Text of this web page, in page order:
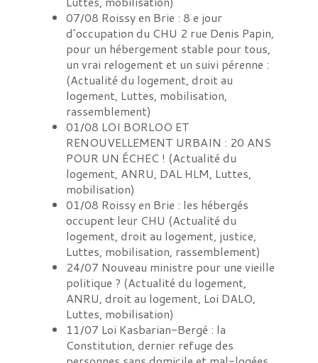
07/08 Roissy en Brie : 8 e jour
d’occupation du CHU 2 rue Denis Papin,
pour un hébergement stable pour tous,
un vrai relogement et un suivi pérenne :
(Actualité du logement, droit au
logement, Luttes, mobilisation,
rassemblement)
01/08 LOI BORLOO ET
RENOUVELLEMENT URBAIN : 20 ANS
POUR UN ÉCHEC ! (Actualité du
logement, ANRU, DAL HLM, Luttes,
mobilisation)
01/08 Roissy en Brie : les hébergés
occupent leur CHU (Actualité du
logement, droit au logement, justice,
Luttes, mobilisation, rassemblement)
24/07 Nouveau ministre pour une vieille
politique ? (Actualité du logement,
ANRU, droit au logement, Loi DALO,
Luttes, mobilisation)
11/07 Loi Kasbarian-Bergé : la
Constitution, dernier refuge des